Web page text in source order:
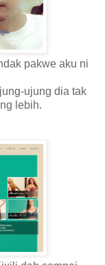
pakwe aku ni
ujung dia tak
lebih.